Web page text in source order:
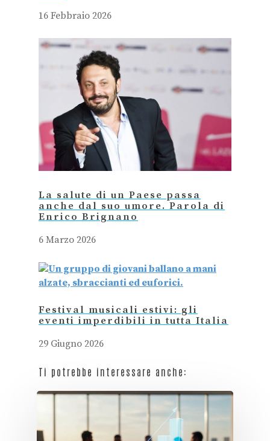
16 Febbraio 2026
La salute di un Paese passa
anche dal suo umore. Parola di
Enrico Brignano
6 Marzo 2026
Festival musicali estivi: gli
eventi imperdibili in tutta Italia
29 Giugno 2026
Ti potrebbe interessare anche: